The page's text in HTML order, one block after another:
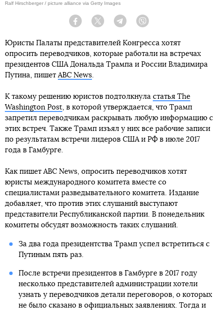
Ralf Hirschberger / picture alliance via Getty Images
Facebook Twitter Telegram
Юристы Палаты представителей Конгресса хотят
опросить переводчиков, которые работали на встречах
президентов США Дональда Трампа и России Владимира
Путина, пишетABC News.
К такому решению юристов подтолкнула статья The
Washington Post, в которой утверждается, что Трамп
запретил переводчикам раскрывать любую информацию с
этих встреч. Также Трамп изъял у них все рабочие записи
по результатам встречи лидеров США и РФ в июле 2017
года в Гамбурге.
Как пишет ABC News, опросить переводчиков хотят
юристы международного комитета вместе со
специалистами разведывательного комитета. Издание
добавляет, что против этих слушаний выступают
представители Республиканской партии. В понедельник
комитеты обсудят возможность таких слушаний.
За два года президентства Трамп успел встретиться с
Путиным пять раз.
После встречи президентов в Гамбурге в 2017 году
несколько представителей администрации хотели
узнать у переводчиков детали переговоров, о которых
не было сказано в официальных заявлениях. Тогда и